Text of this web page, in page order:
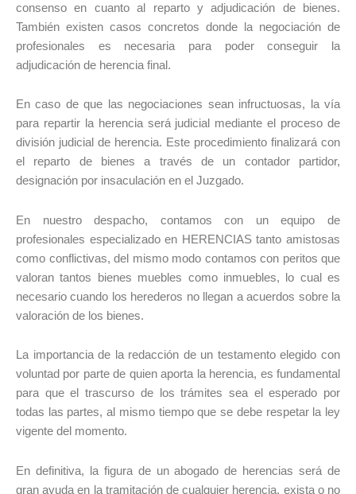
consenso en cuanto al reparto y adjudicación de bienes.
También existen casos concretos donde la negociación de
profesionales es necesaria para poder conseguir la
adjudicación de herencia final.
En caso de que las negociaciones sean infructuosas, la vía
para repartir la herencia será judicial mediante el proceso de
división judicial de herencia. Este procedimiento finalizará con
el reparto de bienes a través de un contador partidor,
designación por insaculación en el Juzgado.
En nuestro despacho, contamos con un equipo de
profesionales especializado en HERENCIAS tanto amistosas
como conflictivas, del mismo modo contamos con peritos que
valoran tantos bienes muebles como inmuebles, lo cual es
necesario cuando los herederos no llegan a acuerdos sobre la
valoración de los bienes.
La importancia de la redacción de un testamento elegido con
voluntad por parte de quien aporta la herencia, es fundamental
para que el trascurso de los trámites sea el esperado por
todas las partes, al mismo tiempo que se debe respetar la ley
vigente del momento.
En definitiva, la figura de un abogado de herencias será de
gran ayuda en la tramitación de cualquier herencia, exista o no